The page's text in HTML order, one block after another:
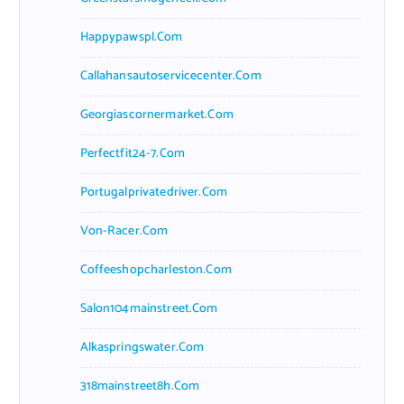
Happypawspl.com
Callahansautoservicecenter.com
Georgiascornermarket.com
Perfectfit24-7.com
Portugalprivatedriver.com
Von-Racer.com
Coffeeshopcharleston.com
Salon104mainstreet.com
Alkaspringswater.com
318mainstreet8h.com